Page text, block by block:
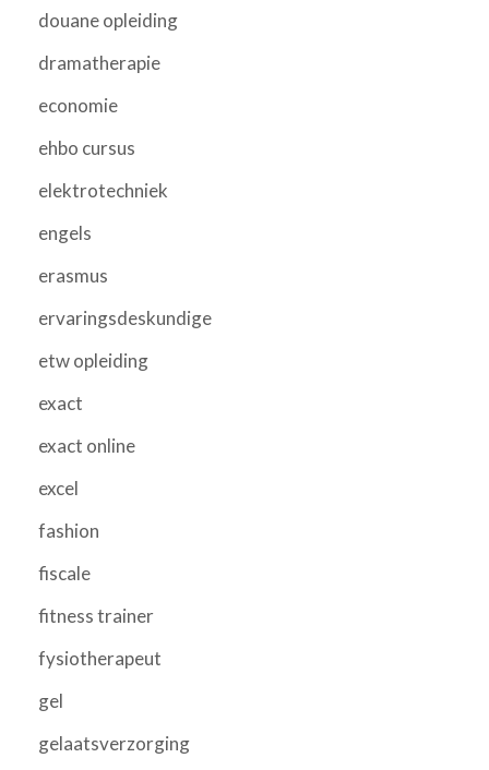
douane opleiding
dramatherapie
economie
ehbo cursus
elektrotechniek
engels
erasmus
ervaringsdeskundige
etw opleiding
exact
exact online
excel
fashion
fiscale
fitness trainer
fysiotherapeut
gel
gelaatsverzorging